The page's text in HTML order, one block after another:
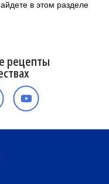
в этом разделе
рецепты